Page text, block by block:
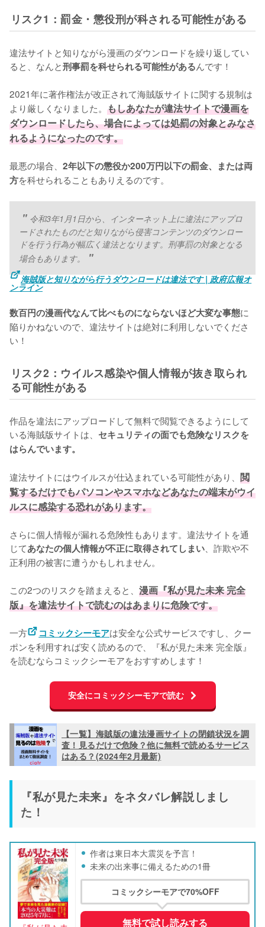
リスク1：罰金・懲役刑が科される可能性がある
違法サイトと知りながら漫画のダウンロードを繰り返してい
ると、なんと刑事罰を科せられる可能性があるんです！
2021年に著作権法が改正されて海賊版サイトに関する規制は
より厳しくなりました。 もしあなたが違法サイトで漫画を
ダウンロードしたら、場合によっては処罰の対象とみなさ
れるようになったのです。
最悪の場合、 2年以下の懲役か200万円以下の罰金、または両
方を科せられることもありえるのです。
令和3年1月1日から、インターネット上に違法にアップロ
ードされたものだと知りながら侵害コンテンツのダウンロー
ドを行う行為が幅広く違法となります。刑事罰の対象となる
場合もあります。
海賊版と知りながら行うダウンロードは違法です | 政府広報オ
ンライン
数百円の漫画代なんて比べものにならないほど大変な事態に
陥りかねないので、違法サイトは絶対に利用しないでくださ
い！
リスク2：ウイルス感染や個人情報が抜き取られ
る可能性がある
作品を違法にアップロードして無料で閲覧できるようにして
いる海賊版サイトは、 セキュリティの面でも危険なリスクを
はらんでいます。
違法サイトにはウイルスが仕込まれている可能性があり、 閲
覧するだけでもパソコンやスマホなどあなたの端末がウイ
ルスに感染する恐れがあります。
さらに個人情報が漏れる危険性もあります。違法サイトを通
じてあなたの個人情報が不正に取得されてしまい 、詐欺や不
正利用の被害に遭うかもしれません。
この2つのリスクを踏まえると、 漫画『私が見た未来 完全
版』を違法サイトで読むのはあまりに危険です。
一方 コミックシーモアは安全な公式サービスですし、クー
ポンを利用すれば安く読めるので、『私が見た未来 完全版』
を読むならコミックシーモアをおすすめします！
安全にコミックシーモアで読む
【一覧】海賊版の違法漫画サイトの閉鎖状況を調
査！見るだけで危険？他に無料で読めるサービス
はある？(2024年2月最新)
『私が見た未来』をネタバレ解説しまし
た！
作者は東日本大震災を予言！
未来の出来事に備えるための1冊
コミックシーモアで70%OFF
無料で試し読みする